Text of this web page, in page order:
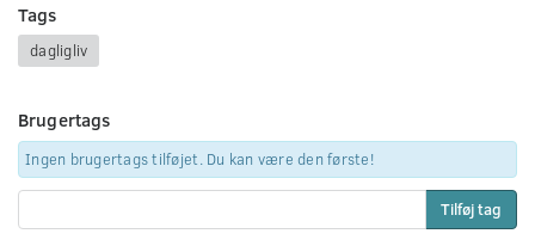
Tags
dagligliv
Brugertags
Ingen brugertags tilføjet. Du kan være den første!
Tilføj tag